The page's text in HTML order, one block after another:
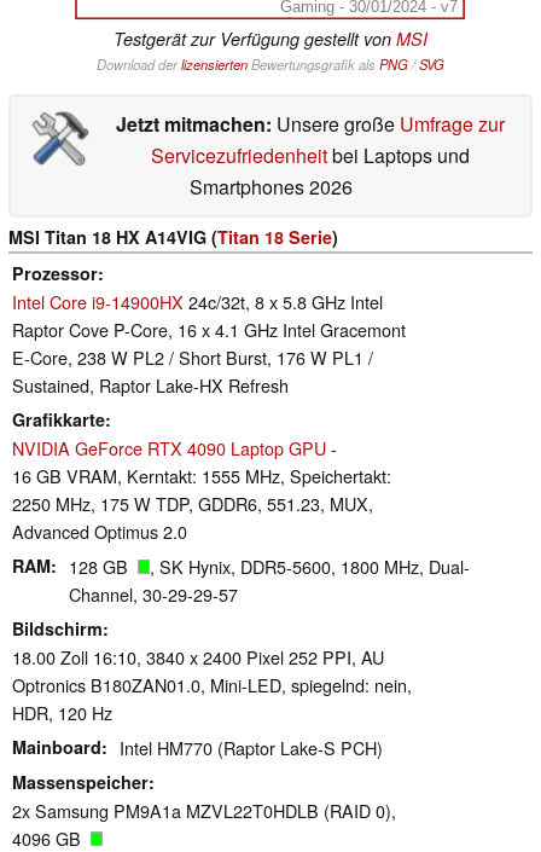
Gaming - 30/01/2024 - v7
Testgerät zur Verfügung gestellt von MSI
Download derlizensiertenBewertungsgrafik als PNG/SVG
Jetzt mitmachen: Unsere große Umfrage zur
Servicezufriedenheitbei Laptops und
Smartphones 2026
MSI Titan 18 HX A14VIG (Titan 18 Serie)
Prozessor
Intel Core i9-14900HX 24c/32t, 8 x 5.8 GHz Intel
Raptor Cove P-Core, 16 x 4.1 GHz Intel Gracemont
E-Core, 238 W PL2 / Short Burst, 176 W PL1 /
Sustained, Raptor Lake-HX Refresh
Grafikkarte
NVIDIA GeForce RTX 4090 Laptop GPU-
16 GB VRAM, Kerntakt: 1555 MHz, Speichertakt:
2250 MHz, 175 W TDP, GDDR6, 551.23, MUX,
Advanced Optimus 2.0
RAM 128 GB
, SK Hynix, DDR5-5600, 1800 MHz, Dual-
Channel, 30-29-29-57
Bildschirm
18.00 Zoll 16:10, 3840 x 2400 Pixel 252 PPI, AU
Optronics B180ZAN01.0, Mini-LED, spiegelnd: nein,
HDR, 120 Hz
Mainboard Intel HM770 (Raptor Lake-S PCH)
Massenspeicher
2x Samsung PM9A1a MZVL22T0HDLB (RAID 0),
4096 GB